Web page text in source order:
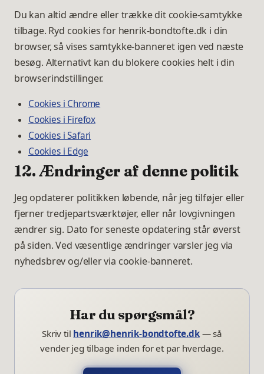
Du kan altid ændre eller trække dit cookie-samtykke
tilbage. Ryd cookies for henrik-bondtofte.dk i din
browser, så vises samtykke-banneret igen ved næste
besøg. Alternativt kan du blokere cookies helt i din
browserindstillinger.
Cookies i Chrome
Cookies i Firefox
Cookies i Safari
Cookies i Edge
12. Ændringer af denne politik
Jeg opdaterer politikken løbende, når jeg tilføjer eller
fjerner tredjepartsværktøjer, eller når lovgivningen
ændrer sig. Dato for seneste opdatering står øverst
på siden. Ved væsentlige ændringer varsler jeg via
nyhedsbrev og/eller via cookie-banneret.
Har du spørgsmål?
Skriv til henrik@henrik-bondtofte.dk— så
vender jeg tilbage inden for et par hverdage.